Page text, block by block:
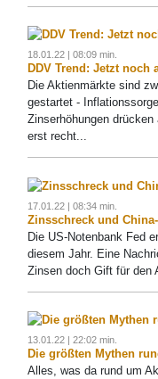
18.01.22 | 08:09 min.
DDV Trend: Jetzt noch
Die Aktienmärkte sind
gestartet -
Zinserhöhungen
erst recht...
17.01.22 | 08:34 min.
Zinsschreck und
Die US-Notenbank Fed
diesem Jahr. Eine
Zinsen doch Gift für den
13.01.22 | 22:02 min.
Die größten Mythen
Alles, was da rund um